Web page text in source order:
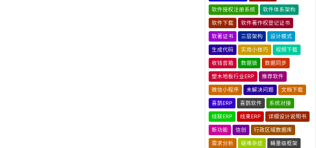
软件授权注册系统 软件体系架构
软件下载 软件著作权登记证书
软著证书 三层架构 设计模式
生成代码 实用小技巧 视频下载
收钱音箱 数据锁 数据同步
塑木地板行业ERP 推荐软件
微信小程序 未解决问题 文档下载
喜鹊ERP 喜鹊软件 系统对接
线联ERP 线束ERP 详细设计说明书
新功能 信创 行政区域数据库
需求分析 疑难杂症 蝇量级框架